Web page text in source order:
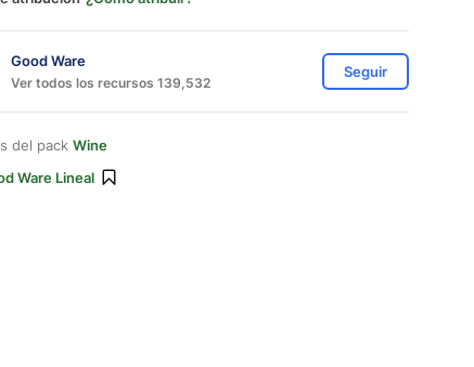
Good Ware
Ver todos los recursos 139,532
Seguir
del pack Wine
Ware Lineal